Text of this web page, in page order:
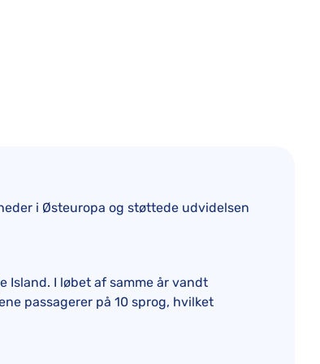
i Østeuropa og støttede udvidelsen
Island. I løbet af samme år vandt
passagerer på 10 sprog, hvilket